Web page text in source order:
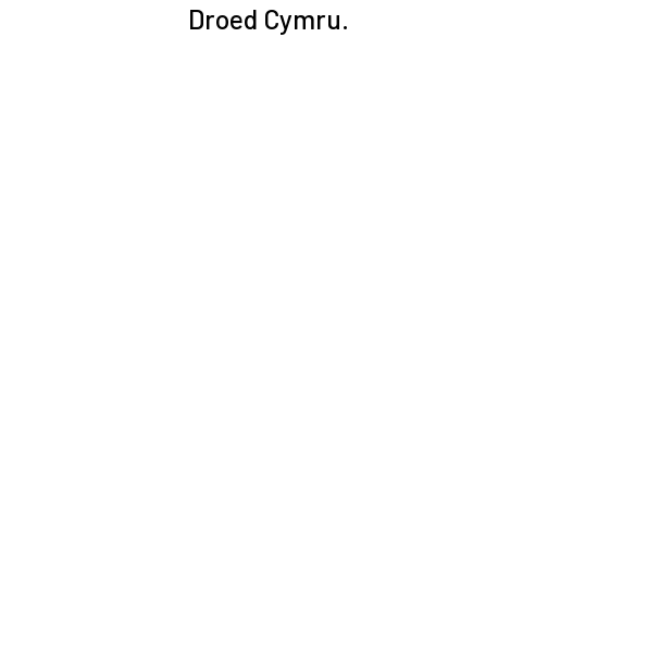
Droed Cymru.